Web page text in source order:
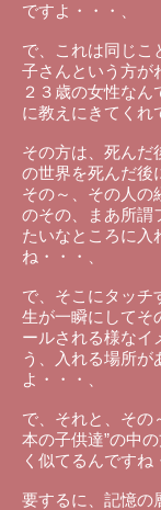
ですよ・・・、
で、これは同じこ
子さんという方が
２３歳の女性なん
に教えにきてくれ
その方は、死んだ
の世界を死んだ後
その～、その人の
のその、まあ所謂
たいなところに入
ね・・・、
で、そこにタッチ
生が一瞬にしてそ
ールされる様なイ
う、入れる場所が
よ・・・、
で、それと、その
本の子供達”の中
く似てるんですね
要するに、記憶の